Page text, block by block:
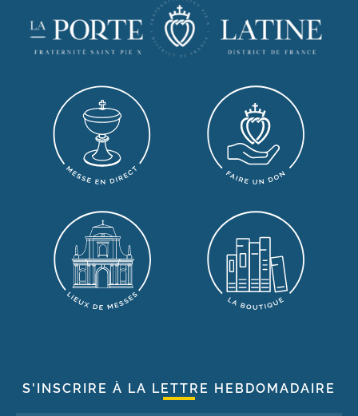
S'INSCRIRE À LA LETTRE HEBDOMADAIRE